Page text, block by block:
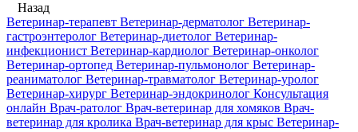
Назад
Ветеринар-терапевт Ветеринар-дерматолог Ветеринар-
гастроэнтеролог Ветеринар-диетолог Ветеринар-
инфекционист Ветеринар-кардиолог Ветеринар-онколог
Ветеринар-ортопед Ветеринар-пульмонолог Ветеринар-
реаниматолог Ветеринар-травматолог Ветеринар-уролог
Ветеринар-хирург Ветеринар-эндокринолог Консультация
онлайн Врач-ратолог Врач-ветеринар для хомяков Врач-
ветеринар для кролика Врач-ветеринар для крыс Ветеринар-